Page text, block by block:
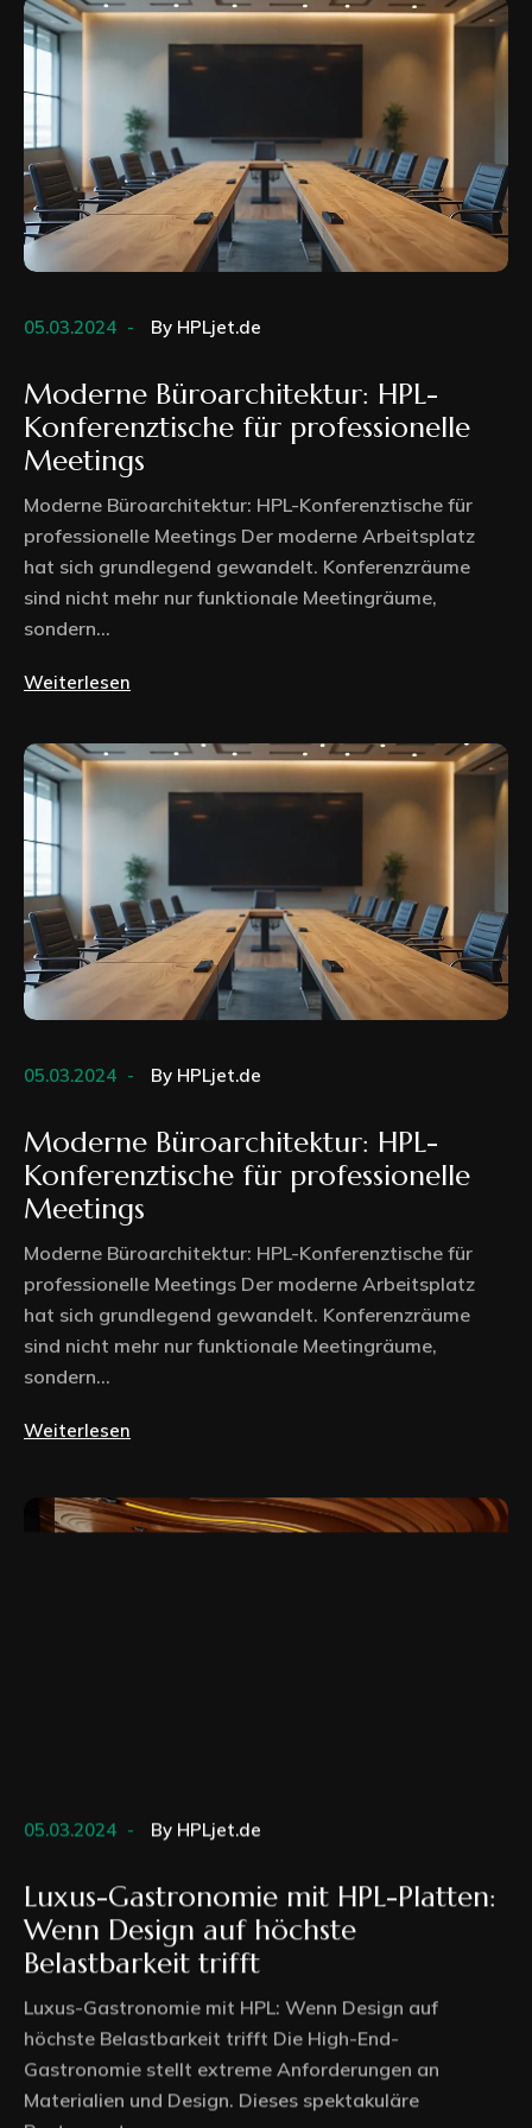
05.03.2024 By HPLjet.de
Moderne Büroarchitektur: HPL-
Konferenztische für professionelle
Meetings
Moderne Büroarchitektur: HPL-Konferenztische für
professionelle Meetings Der moderne Arbeitsplatz
hat sich grundlegend gewandelt. Konferenzräume
sind nicht mehr nur funktionale Meetingräume,
sondern...
Weiterlesen
05.03.2024 By HPLjet.de
Moderne Büroarchitektur: HPL-
Konferenztische für professionelle
Meetings
Moderne Büroarchitektur: HPL-Konferenztische für
professionelle Meetings Der moderne Arbeitsplatz
hat sich grundlegend gewandelt. Konferenzräume
sind nicht mehr nur funktionale Meetingräume,
sondern...
Weiterlesen
Luxus-Gastronomie mit HPL-Platten:
Wenn Design auf höchste
Belastbarkeit trifft
Luxus-Gastronomie mit HPL: Wenn Design auf
höchste Belastbarkeit trifft Die High-End-
Gastronomie stellt extreme Anforderungen an
Materialien und Design. Dieses spektakuläre